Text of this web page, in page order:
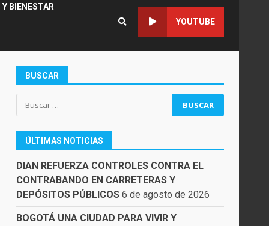
BIENESTAR
YOUTUBE
BUSCAR
Buscar:
ÚLTIMAS NOTICIAS
DIAN REFUERZA CONTROLES CONTRA EL
CONTRABANDO EN CARRETERAS Y
DEPÓSITOS PÚBLICOS 6 de agosto de 2026
BOGOTÁ UNA CIUDAD PARA VIVIR Y